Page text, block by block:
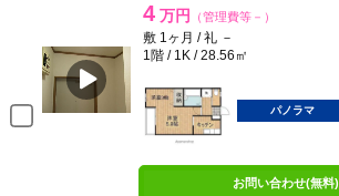
4 万円 （管理費等－）
敷 1ヶ月 / 礼 －
1階 / 1K / 28.56㎡
パノラマ
お問い合わせ(無料)